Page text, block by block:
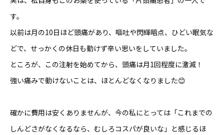
す。
以前は月の10日ほど頭痛があり、嘔吐や閃輝暗点、ひどい眠気な
どで、せっかくの休日も動けず辛い思いをしていました。
ところが、この注射を始めてから、頭痛は月1回程度に激減！
強い痛みで動けないことは、ほとんどなくなりました😊
確かに費用は安くありませんが、今の私にとっては「これまでの
しんどさがなくなるなら、むしろコスパが良いな」と感じるほ